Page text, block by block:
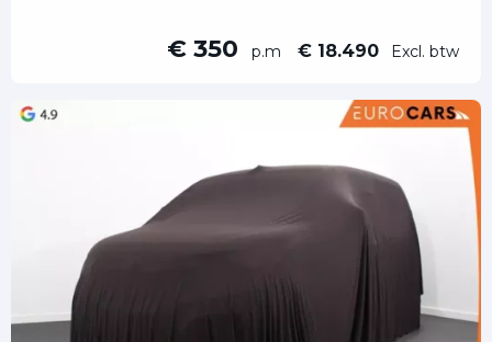
€ 350 p.m € 18.490 Excl. btw